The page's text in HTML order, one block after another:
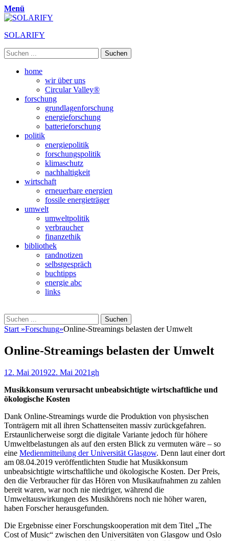
Menü
SOLARIFY
Suchen
nach:
Primäres
Zum
home
wir über uns
Circular Valley®
forschung
grundlagenforschung
energieforschung
batterieforschung
politik
energiepolitik
forschungspolitik
klimaschutz
nachhaltigkeit
wirtschaft
erneuerbare energien
fossile energieträger
umwelt
umweltpolitik
verbraucher
finanzethik
bibliothek
randnotizen
selbstgespräch
buchtipps
energie abc
links
Suchen
Suchen
nach:
Start »Forschung»Online-Streamings belasten der Umwelt
Online-Streamings belasten der Umwelt
Veröffentlicht
12. Mai 201922. Mai 2021 Autor
gh
Musikkonsum verursacht unbeabsichtigte wirtschaftliche und
ökologische Kosten
Dank Online-Streamings wurde die Produktion von physischen
Tonträgern mit all ihren Schattenseiten massiv zurückgefahren.
Erstaunlicherweise sorgt die digitale Variante jedoch für höhere
Umweltbelastungen als auf den ersten Blick zu vermuten wäre – so
eine Medienmitteilung der Universität Glasgow. Denn laut einer dort
am 08.04.2019 veröffentlichten Studie hat Musikkonsum
unbeabsichtigte wirtschaftliche und ökologische Kosten. Der Preis,
den die Verbraucher für das Hören von Musikaufnahmen zu zahlen
bereit waren, war noch nie niedriger, während die
Umweltauswirkungen des Musikhörens noch nie höher waren,
haben Forscher herausgefunden.
Die Ergebnisse einer Forschungskooperation mit dem Titel „The
Cost of Music“ zwischen den Universitäten von Glasgow und Oslo